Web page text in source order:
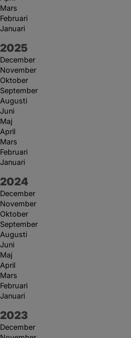
Mars
Februari
Januari
År:
2025
December
November
Oktober
September
Augusti
Juni
Maj
April
Mars
Februari
Januari
År:
2024
December
November
Oktober
September
Augusti
Juni
Maj
April
Mars
Februari
Januari
År:
2023
December